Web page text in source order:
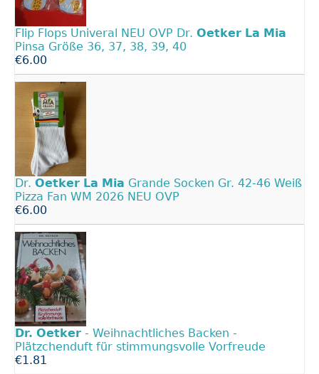
Flip Flops Univeral NEU OVP Dr. Oetker La Mia
Pinsa Größe 36, 37, 38, 39, 40
€6.00
Dr. Oetker La Mia Grande Socken Gr. 42-46 Weiß
Pizza Fan WM 2026 NEU OVP
€6.00
Dr. Oetker - Weihnachtliches Backen -
Plätzchenduft für stimmungsvolle Vorfreude
€1.81